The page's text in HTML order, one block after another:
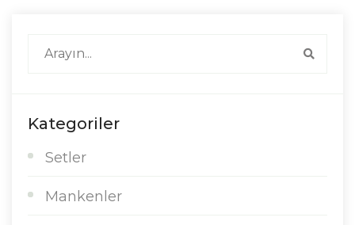
Kategoriler
Setler
Mankenler